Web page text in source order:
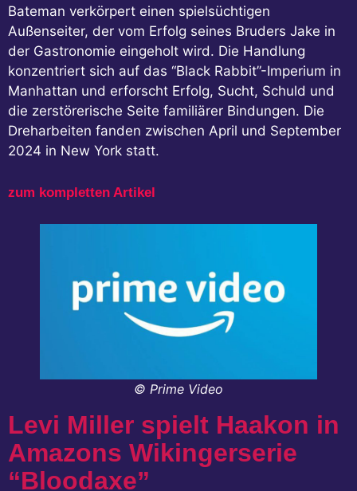
Bateman verkörpert einen spielsüchtigen
Außenseiter, der vom Erfolg seines Bruders Jake in
der Gastronomie eingeholt wird. Die Handlung
konzentriert sich auf das “Black Rabbit”-Imperium in
Manhattan und erforscht Erfolg, Sucht, Schuld und
die zerstörerische Seite familiärer Bindungen. Die
Dreharbeiten fanden zwischen April und September
2024 in New York statt.
zum kompletten Artikel
© Prime Video
Levi Miller spielt Haakon in
Amazons Wikingerserie
“Bloodaxe”